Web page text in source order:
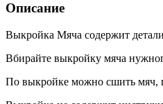
Описание
Выкройка Мяча содержит
Вбирайте выкройку мяча
По выкройке можно сшить мяч,